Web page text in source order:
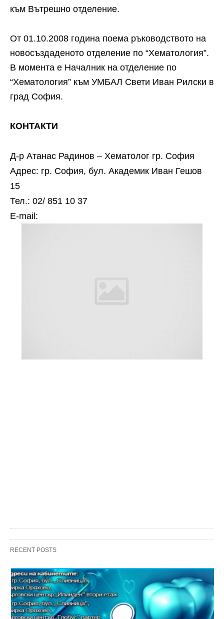
към Вътрешно отделение.
От 01.10.2008 година поема ръководството на
новосъздаденото отделение по “Хематология”.
В момента е Началник на отделение по
“Хематология” към УМБАЛ Свети Иван Рилски в
град София.
КОНТАКТИ
Д-р Атанас Радинов – Хематолог гр. София
Адрес: гр. София, бул. Академик Иван Гешов
15
Тел.: 02/ 851 10 37
Е-mail:
RECENT POSTS